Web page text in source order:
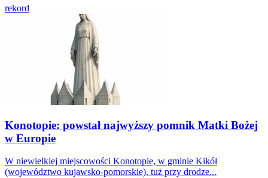
rekord
Konotopie: powstał najwyższy pomnik Matki Bożej
w Europie
W niewielkiej miejscowości Konotopie, w gminie Kikół
(województwo kujawsko-pomorskie), tuż przy drodze...